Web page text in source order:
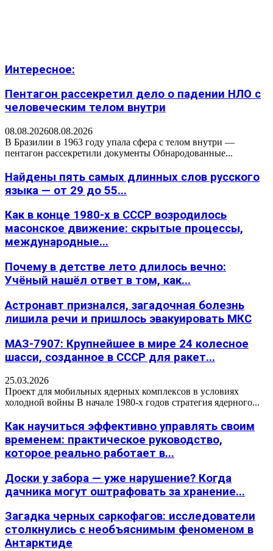
Интересное:
Пентагон рассекретил дело о падении НЛО с
человеческим телом внутри
08.08.202608.08.2026
В Бразилии в 1963 году упала сфера с телом внутри —
пентагон рассекретили документы Обнародованные...
Найдены пять самых длинных слов русского
языка — от 29 до 55...
Как в конце 1980-х в СССР возродилось
масонское движение: скрытые процессы,
международные...
Почему в детстве лето длилось вечно:
Учёный нашёл ответ в том, как...
Астронавт признался, загадочная болезнь
лишила речи и пришлось эвакуировать МКС
МАЗ-7907: Крупнейшее в мире 24 колесное
шасси, созданное в СССР для ракет...
25.03.2026
Проект для мобильных ядерных комплексов в условиях
холодной войны В начале 1980-х годов стратегия ядерного...
Как научиться эффективно управлять своим
временем: практическое руководство,
которое реально работает в...
Доски у забора — уже нарушение? Когда
дачника могут оштрафовать за хранение...
Загадка черных саркофагов: исследователи
столкнулись с необъяснимым феноменом в
Антарктиде